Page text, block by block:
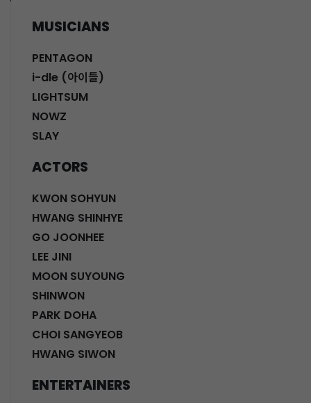
MUSICIANS
PENTAGON
i-dle (아이들)
LIGHTSUM
NOWZ
SLAY
ACTORS
KWON SOHYUN
HWANG SHINHYE
GO JOONHEE
LEE JINI
MOON SUYOUNG
SHINWON
PARK DOHA
CHOI SANGYEOB
HWANG SIWON
ENTERTAINERS